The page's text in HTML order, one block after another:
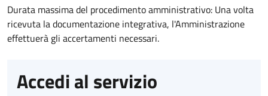
Durata massima del procedimento amministrativo: Una volta
ricevuta la documentazione integrativa, l'Amministrazione
effettuerà gli accertamenti necessari.
Accedi al servizio